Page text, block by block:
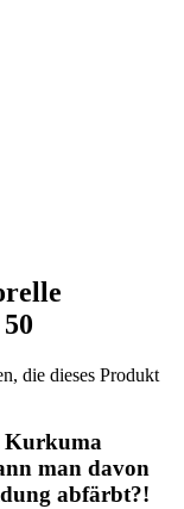
die dieses Produkt
Kurkuma
man davon
abfärbt?!